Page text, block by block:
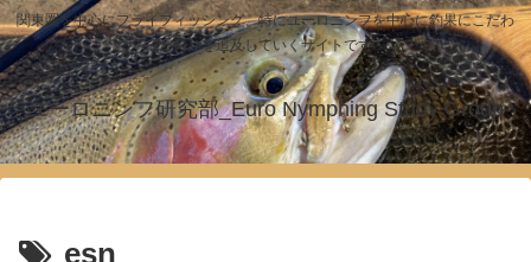
関東圏を中心にフライフィッシング、特にユーロニンフを中心に釣果にこだわ
った釣りを追及していくサイトです！
ユーロニンフ研究部_Euro Nymphing Study Group
esn